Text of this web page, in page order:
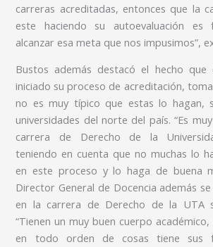
carreras acreditadas, entonces que la
este haciendo su autoevaluación es
alcanzar esa meta que nos impusimos”,
Bustos además destacó el hecho que
iniciado su proceso de acreditación,
no es muy típico que estas lo hagan,
universidades del norte del país. “Es
carrera de Derecho de la
teniendo en cuenta que no muchas lo
en este proceso y lo haga de buena
Director General de Docencia además
en la carrera de Derecho de la UTA
“Tienen un muy buen cuerpo
en todo orden de cosas tiene sus